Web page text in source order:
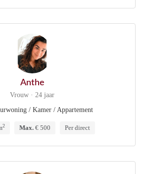
Anthe
Vrouw · 24 jaar
/ Kamer / Appartement
2 Max.€ 500 Per direct